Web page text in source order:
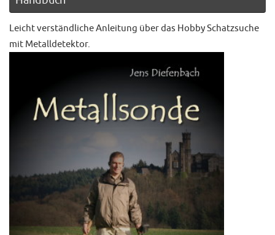
Leicht verständliche Anleitung über das Hobby Schatzsuche
mit Metalldetektor.